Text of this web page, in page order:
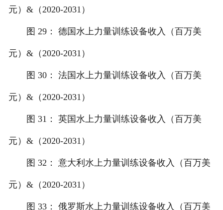
元）&（2020-2031）
图 29： 德国水上力量训练设备收入（百万美
元）&（2020-2031）
图 30： 法国水上力量训练设备收入（百万美
元）&（2020-2031）
图 31： 英国水上力量训练设备收入（百万美
元）&（2020-2031）
图 32： 意大利水上力量训练设备收入（百万美
元）&（2020-2031）
图 33： 俄罗斯水上力量训练设备收入（百万美